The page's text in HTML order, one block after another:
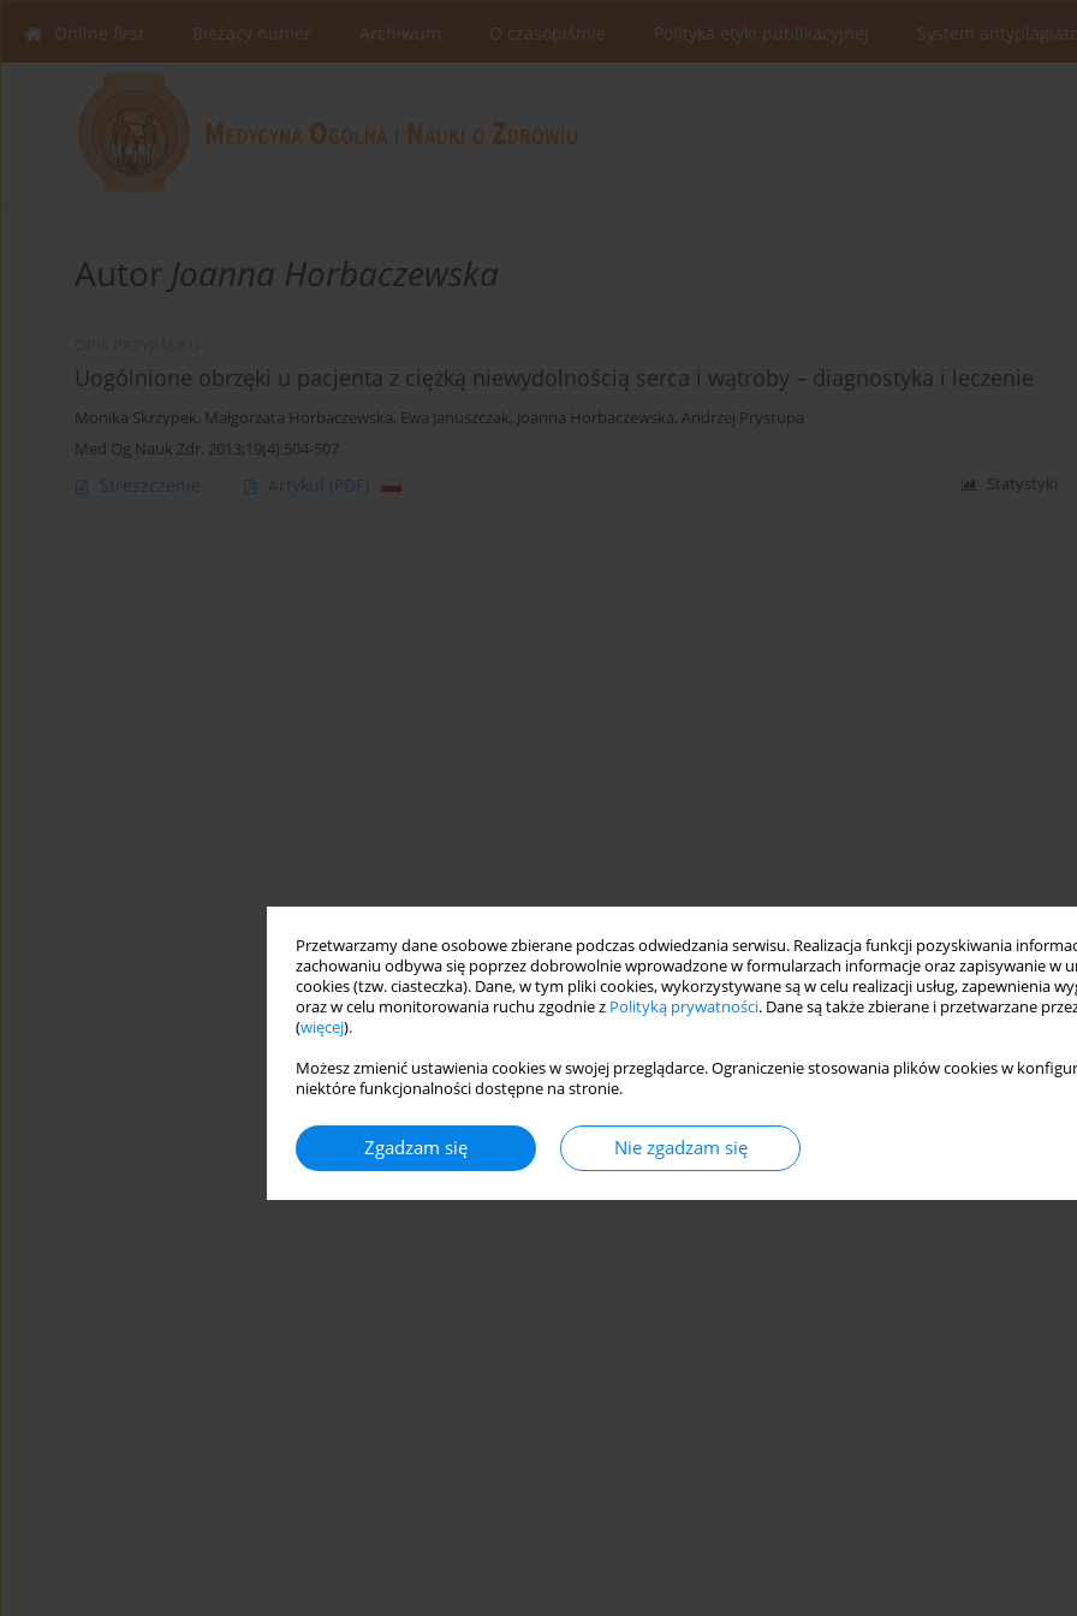
Przetwarzamy dane osobowe zbierane podczas odwiedzania serwisu. Realizacja funkcji pozyskiwania
zachowaniu odbywa się poprzez dobrowolnie wprowadzone w formularzach informacje oraz zapisywanie w
cookies (tzw. ciasteczka). Dane, w tym pliki cookies, wykorzystywane są w celu realizacji usług, zapewnienia
oraz w celu monitorowania ruchu zgodnie z Polityką prywatności. Dane są także zbierane i przetwarzane
(więcej).
Możesz zmienić ustawienia cookies w swojej przeglądarce. Ograniczenie stosowania plików cookies w
niektóre funkcjonalności dostępne na stronie.
Zgadzam się Nie zgadzam się
Online first Bieżący numer Archiwum O czasopiśmie Polityka etyki publikacyjnej System
Autor Joanna Horbaczewska
Uogólnione obrzęki u pacjenta z ciężką niewydolnością serca i wątroby – diagnostyka i leczenie
Monika Skrzypek, Małgorzata Horbaczewska, Ewa Januszczak, Joanna Horbaczewska, Andrzej Prystupa
Med Og Nauk Zdr. 2013;19(4):504-507
Streszczenie Artykuł (PDF) Statystyki